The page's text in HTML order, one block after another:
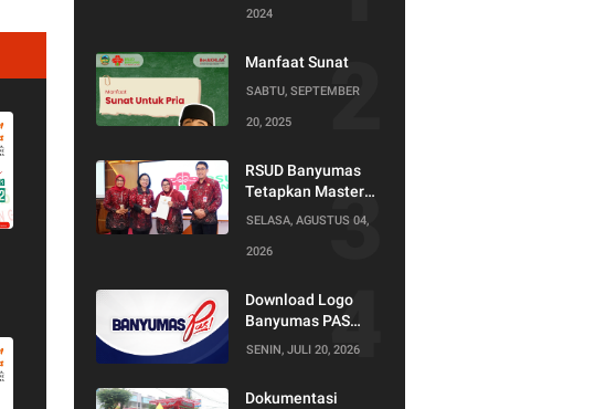
untuk Pemeriksaan
Nyaman dan
2024
Manfaat Sunat
SABTU, SEPTEMBER
20, 2025
RSUD Banyumas
Tetapkan Master
Konselor dan
Perkuat Peran
Layanan
Kesehatan
SELASA, AGUSTUS 04,
2026
Download Logo
Banyumas PAS
(Produktif Adil dan
SENIN, JULI 20, 2026
Dokumentasi